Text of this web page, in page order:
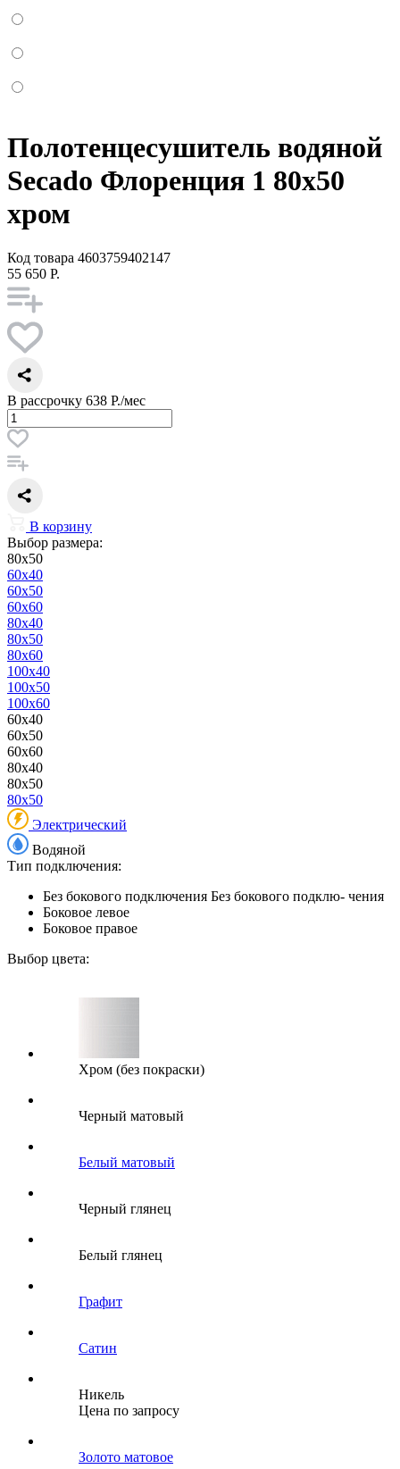
Полотенцесушитель водяной
Secado Флоренция 1 80x50
хром
Код товара 4603759402147
55 650 Р.
В рассрочку 638 Р./мес
В корзину
Выбор размера:
80x50
60x40
60x50
60x60
80x40
80x50
80x60
100x40
100x50
100x60
60x40
60x50
60x60
80x40
80x50
80x50
Электрический
Водяной
Тип подключения:
Без бокового подключения Без бокового подклю- чения
Боковое левое
Боковое правое
Выбор цвета:
Хром (без покраски)
Черный матовый
Белый матовый
Черный глянец
Белый глянец
Графит
Сатин
Никель
Цена по запросу
Золото матовое